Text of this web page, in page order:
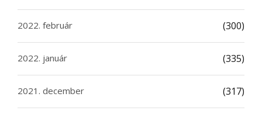
2022. február (300)
2022. január (335)
2021. december (317)